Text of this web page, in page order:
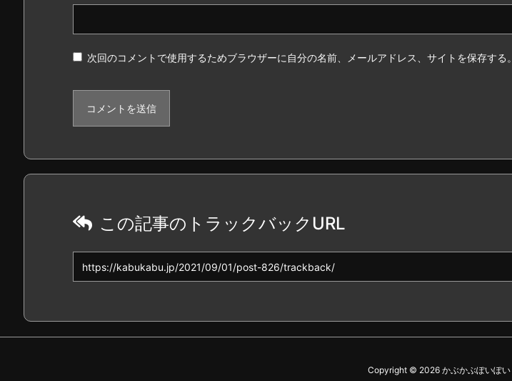
次回のコメントで使用するためブラウザーに自分の名前、メールアドレス、サイトを保存する。
この記事のトラックバックURL
Copyright © 2026 かぶかぶぽいぽい